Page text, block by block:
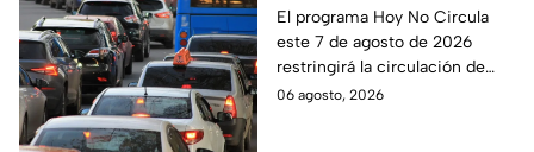
Circula este 7 de agosto
de 2026 en CDMX y
Edomex
El programa Hoy No Circula
este 7 de agosto de 2026
restringirá la circulación de
vehículos en la Ciudad de
06 agosto, 2026